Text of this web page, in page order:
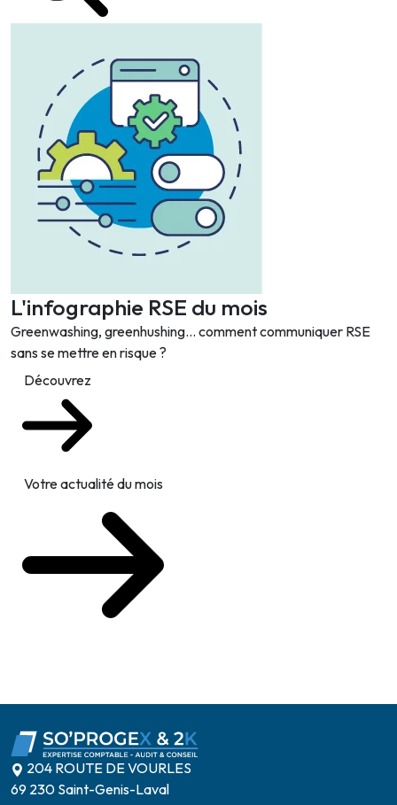
L'infographie RSE du mois
Greenwashing, greenhushing… comment communiquer RSE
sans se mettre en risque ?
Découvrez
Votre actualité du mois
204 ROUTE DE VOURLES
69 230 Saint-Genis-Laval